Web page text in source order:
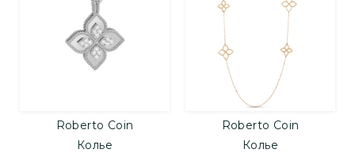
Roberto Coin
Колье
Roberto Coin
Колье